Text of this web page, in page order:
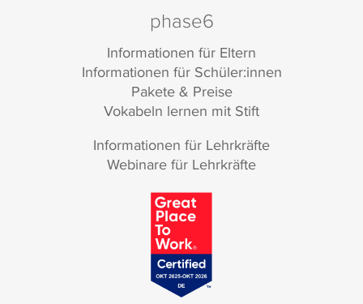
phase6
Informationen für Eltern
Informationen für Schüler:innen
Pakete & Preise
Vokabeln lernen mit Stift
Informationen für Lehrkräfte
Webinare für Lehrkräfte